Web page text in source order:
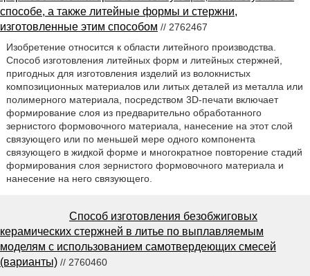
способе, а также литейные формы и стержни,
изготовленные этим способом // 2762467
Изобретение относится к области литейного производства.
Способ изготовления литейных форм и литейных стержней,
пригодных для изготовления изделий из волокнистых
композиционных материалов или литых деталей из металла или
полимерного материала, посредством 3D-печати включает
формирование слоя из предварительно обработанного
зернистого формовочного материала, нанесение на этот слой
связующего или по меньшей мере одного компонента
связующего в жидкой форме и многократное повторение стадий
формирования слоя зернистого формовочного материала и
нанесение на него связующего.
Способ изготовления безобжиговых
керамических стержней в литье по выплавляемым
моделям с использованием самотвердеющих смесей
(варианты) // 2760460